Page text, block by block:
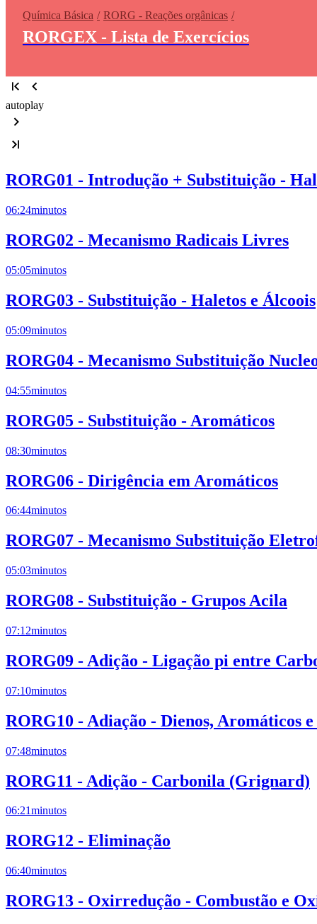
Química Básica RORG - Reações orgânicas
RORGEX - Lista de Exercícios
autoplay
RORG01 - Introdução + Substituição -
06:24minutos
RORG02 - Mecanismo Radicais Livres
05:05minutos
RORG03 - Substituição - Haletos e Álcoois
05:09minutos
RORG04 - Mecanismo Substituição
04:55minutos
RORG05 - Substituição - Aromáticos
08:30minutos
RORG06 - Dirigência em Aromáticos
06:44minutos
RORG07 - Mecanismo Substituição
05:03minutos
RORG08 - Substituição - Grupos Acila
07:12minutos
RORG09 - Adição - Ligação pi entre
07:10minutos
RORG10 - Adiação - Dienos, Aromáticos
07:48minutos
RORG11 - Adição - Carbonila (Grignard)
06:21minutos
RORG12 - Eliminação
06:40minutos
RORG13 - Oxirredução - Combustão e